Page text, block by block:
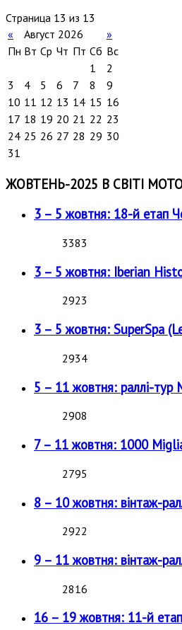
Страница 13 из 13
«
Август 2026
»
Пн Вт Ср Чт Пт Сб Вс
1
2
3
4 5 6 7 8
9
10 11 12 13 14 15 16
17 18 19 20 21 22 23
24 25 26 27 28 29 30
31
ЖОВТЕНЬ-2025 В СВІТІ
3 – 5 жовтня: 18-й етап
3383
3 – 5 жовтня: Iberian
2923
3 – 5 жовтня: SuperSpa
2934
5 – 11 жовтня: раллі-
2908
7 – 11 жовтня: 1000
2795
8 – 10 жовтня: вінтаж-
2922
9 – 11 жовтня: вінтаж-
2816
16 – 19 жовтня: 11-й